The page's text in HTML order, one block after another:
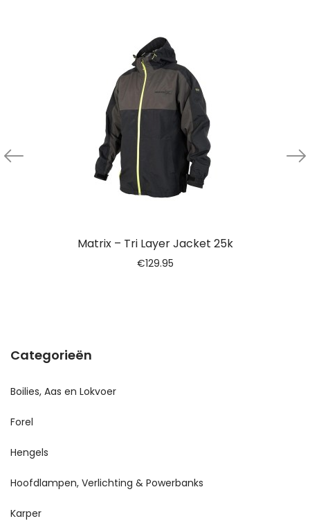
Matrix – Tri Layer Jacket 25k
€129.95
Categorieën
Boilies, Aas en Lokvoer
Forel
Hengels
Hoofdlampen, Verlichting & Powerbanks
Karper